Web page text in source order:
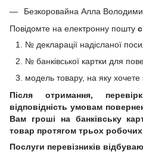
Безкоровайна Алла
Повідомте на електронну пошту
№ декларації надісланої
№ банківської картки для
модель товару, на яку хочете
Після отримання,
відповідність умовам
Вам гроші на банківську
товар протягом трьох робочих
Послуги перевізників